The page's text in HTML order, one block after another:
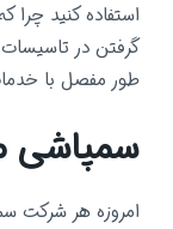
استفاده کنید
گرفتن در تاسیسات
طور مفصل با
سمپاشی
امروزه هر شرکت